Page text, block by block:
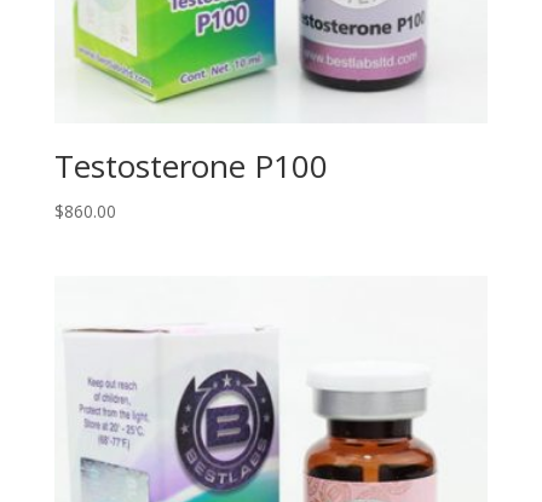
Testosterone P100
$860.00